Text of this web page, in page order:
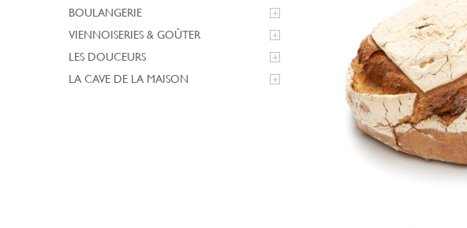
BOULANGERIE

VIENNOISERIES & GOÛTER 
LES DOUCEURS 
LA CAVE DE LA MAISON 